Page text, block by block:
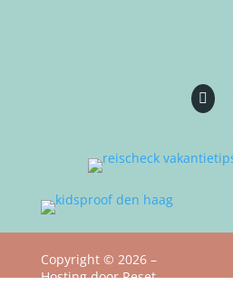

Copyright © 2026 –
Hosting door Reset